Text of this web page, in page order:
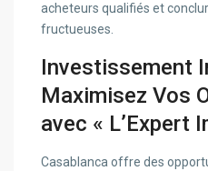
acheteurs qualifiés et
fructueuses.
Investissement
Maximisez Vos
avec « L’Expert
Casablanca offre des